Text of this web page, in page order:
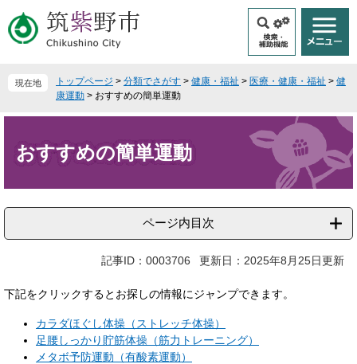
ー
ジ
ニ
ュ
へ
現在地 トップページ > 分類でさがす > 健康・福祉 > 医療・健康・福祉 > 健
康運動 > おすすめの簡単運動
おすすめの簡単運動
ページ内目次
記事ID：0003706 更新日：2025年8月25日更新
下記をクリックするとお探しの情報にジャンプできます。
カラダほぐし体操（ストレッチ体操）
足腰しっかり貯筋体操（筋力トレーニング）
メタボ予防運動（有酸素運動）